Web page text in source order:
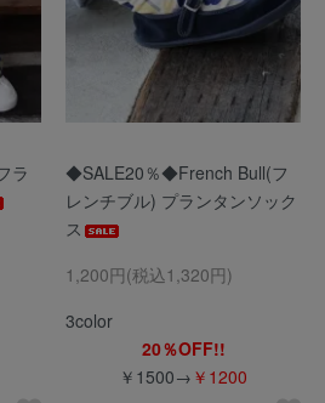
ラ
◆SALE20％◆French Bull(フ
レンチブル) プランタンソック
ス
1,200円(税込1,320円)
3color
20％OFF!!
￥1500→ ￥1200